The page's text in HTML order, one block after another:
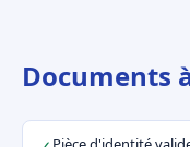
Documents